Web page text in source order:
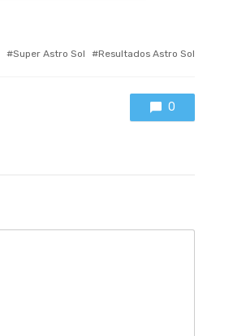
Super Astro Sol Resultados Astro Sol
0